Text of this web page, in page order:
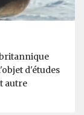
d'études
autre